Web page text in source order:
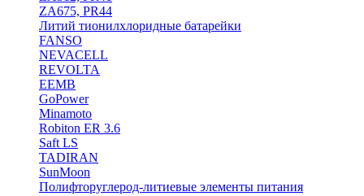
ZA675, PR44
Литий тионилхлоридные батарейки
FANSO
NEVACELL
REVOLTA
EEMB
GoPower
Minamoto
Robiton ER 3.6
Saft LS
TADIRAN
SunMoon
Полифторуглерод-литиевые элементы питания